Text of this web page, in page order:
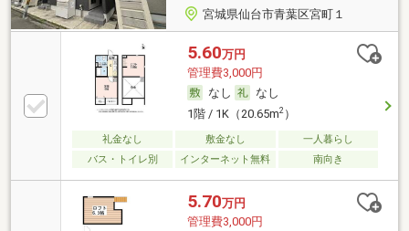
宮城県仙台市青葉区宮町１
5.60万円
管理費3,000円
なし
なし
1階 / 1K（20.65m2）
礼金なし 敷金なし
一人暮らし
バス・トイレ別
インターネット無料 南向き
5.70万円
管理費3,000円